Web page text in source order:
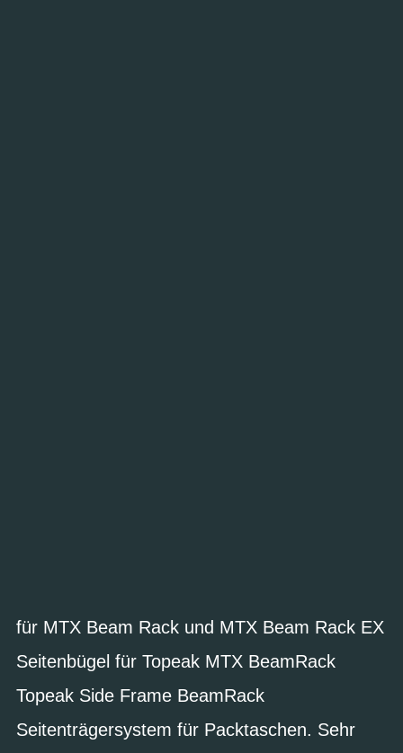
für MTX Beam Rack und MTX Beam Rack EX
Seitenbügel für Topeak MTX BeamRack
Topeak Side Frame BeamRack
Seitenträgersystem für Packtaschen. Sehr